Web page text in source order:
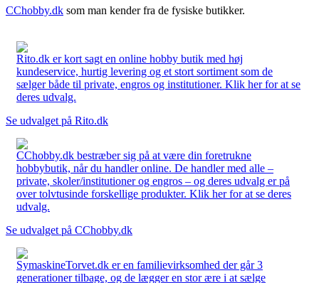
CChobby.dk som man kender fra de fysiske butikker.
Rito.dk er kort sagt en online hobby butik med høj
kundeservice, hurtig levering og et stort sortiment som de
sælger både til private, engros og institutioner. Klik her for at se
deres udvalg.
Se udvalget på Rito.dk
CChobby.dk bestræber sig på at være din foretrukne
hobbybutik, når du handler online. De handler med alle –
private, skoler/institutioner og engros – og deres udvalg er på
over tolvtusinde forskellige produkter. Klik her for at se deres
udvalg.
Se udvalget på CChobby.dk
SymaskineTorvet.dk er en familievirksomhed der går 3
generationer tilbage, og de lægger en stor ære i at sælge